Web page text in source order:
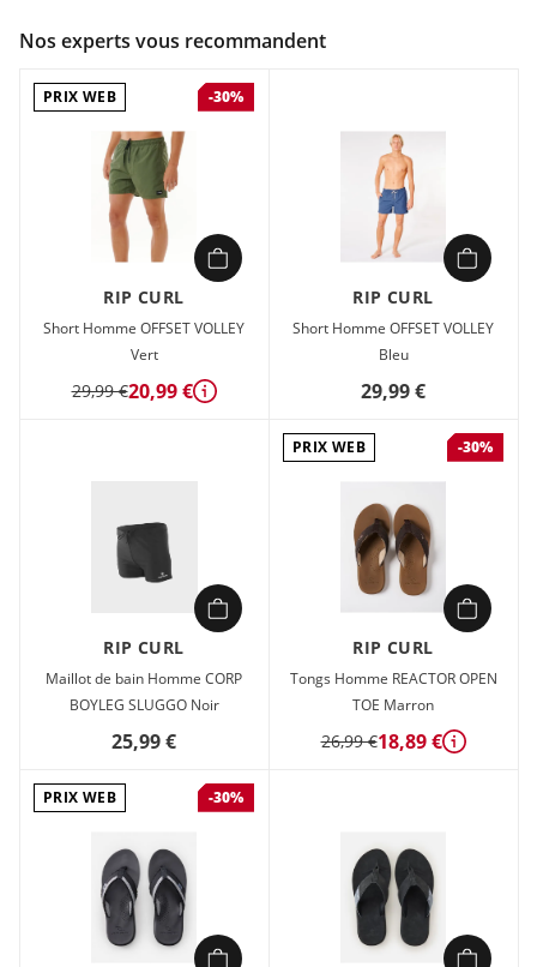
Nos experts vous recommandent
PRIX WEB -30%
RIP CURL
Short Homme OFFSET VOLLEY
Vert
29,99 €20,99 € Détails
RIP CURL
Short Homme OFFSET VOLLEY
Bleu
29,99 €
RIP CURL
Maillot de bain Homme CORP
BOYLEG SLUGGO Noir
25,99 €
PRIX WEB -30%
RIP CURL
Tongs Homme REACTOR OPEN
TOE Marron
26,99 €18,89 € Détails
PRIX WEB -30%